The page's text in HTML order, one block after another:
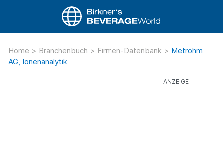
Home > Branchenbuch > Firmen-Datenbank > Metrohm
AG, Ionenanalytik